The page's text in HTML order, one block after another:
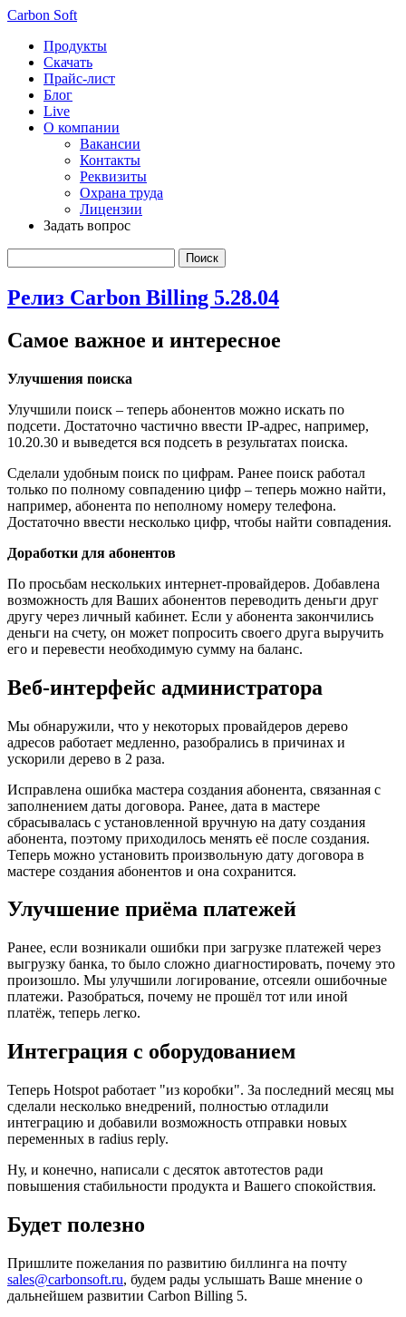
Carbon Soft
Продукты
Скачать
Прайс-лист
Блог
Live
О компании
Вакансии
Контакты
Реквизиты
Охрана труда
Лицензии
Задать вопрос
Релиз Carbon Billing 5.28.04
Самое важное и интересное
Улучшения поиска
Улучшили поиск – теперь абонентов можно искать по
подсети. Достаточно частично ввести IP-адрес, например,
10.20.30 и выведется вся подсеть в результатах поиска.
Сделали удобным поиск по цифрам. Ранее поиск работал
только по полному совпадению цифр – теперь можно найти,
например, абонента по неполному номеру телефона.
Достаточно ввести несколько цифр, чтобы найти совпадения.
Доработки для абонентов
По просьбам нескольких интернет-провайдеров. Добавлена
возможность для Ваших абонентов переводить деньги друг
другу через личный кабинет. Если у абонента закончились
деньги на счету, он может попросить своего друга выручить
его и перевести необходимую сумму на баланс.
Веб-интерфейс администратора
Мы обнаружили, что у некоторых провайдеров дерево
адресов работает медленно, разобрались в причинах и
ускорили дерево в 2 раза.
Исправлена ошибка мастера создания абонента, связанная с
заполнением даты договора. Ранее, дата в мастере
сбрасывалась с установленной вручную на дату создания
абонента, поэтому приходилось менять её после создания.
Теперь можно установить произвольную дату договора в
мастере создания абонентов и она сохранится.
Улучшение приёма платежей
Ранее, если возникали ошибки при загрузке платежей через
выгрузку банка, то было сложно диагностировать, почему это
произошло. Мы улучшили логирование, отсеяли ошибочные
платежи. Разобраться, почему не прошёл тот или иной
платёж, теперь легко.
Интеграция с оборудованием
Теперь Hotspot работает "из коробки". За последний месяц мы
сделали несколько внедрений, полностью отладили
интеграцию и добавили возможность отправки новых
переменных в radius reply.
Ну, и конечно, написали с десяток автотестов ради
повышения стабильности продукта и Вашего спокойствия.
Будет полезно
Пришлите пожелания по развитию биллинга на почту
sales@carbonsoft.ru, будем рады услышать Ваше мнение о
дальнейшем развитии Carbon Billing 5.